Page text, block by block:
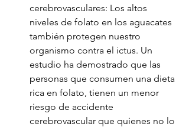
cerebrovasculares: Los altos
niveles de folato en los aguacates
también protegen nuestro
organismo contra el ictus. Un
estudio ha demostrado que las
personas que consumen una dieta
rica en folato, tienen un menor
riesgo de accidente
cerebrovascular que quienes no lo